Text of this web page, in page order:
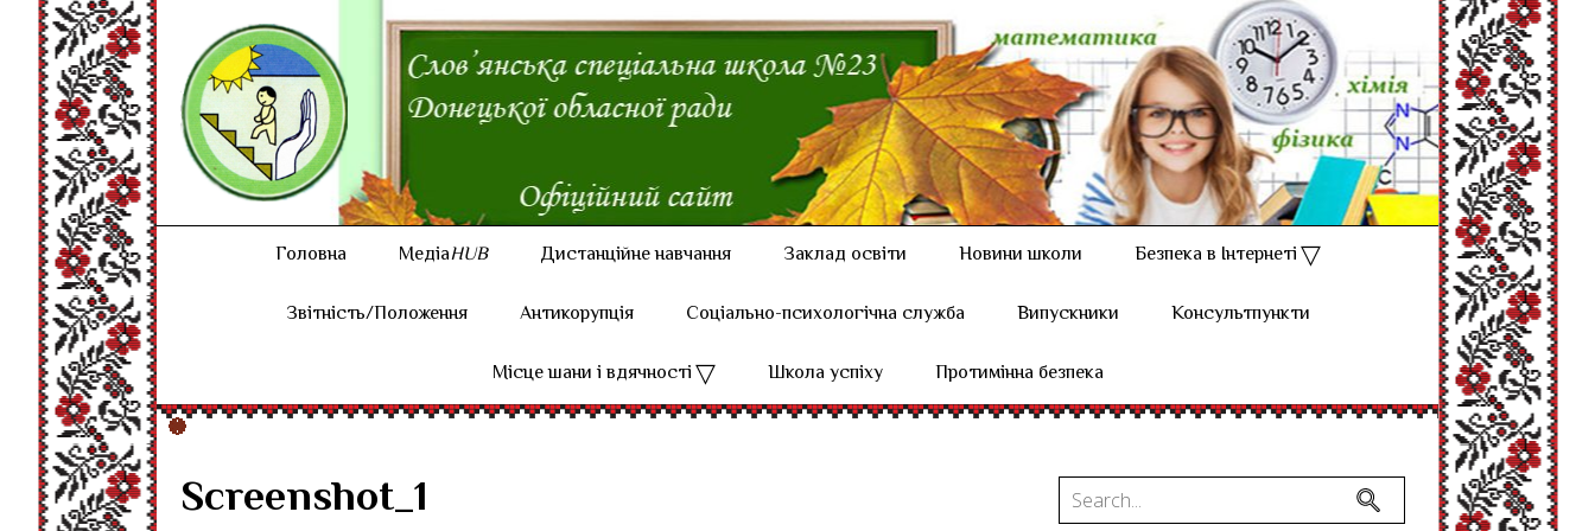
Головна МедіаHUB Дистанційне навчання Заклад освіти Новини школи
Безпека в Інтернеті
Звітність/Положення
Антикорупція Соціально-психологічна служба Випускники
Консультпункти
Місце шани і вдячності
Школа успіху Протимінна безпека
Screenshot_1